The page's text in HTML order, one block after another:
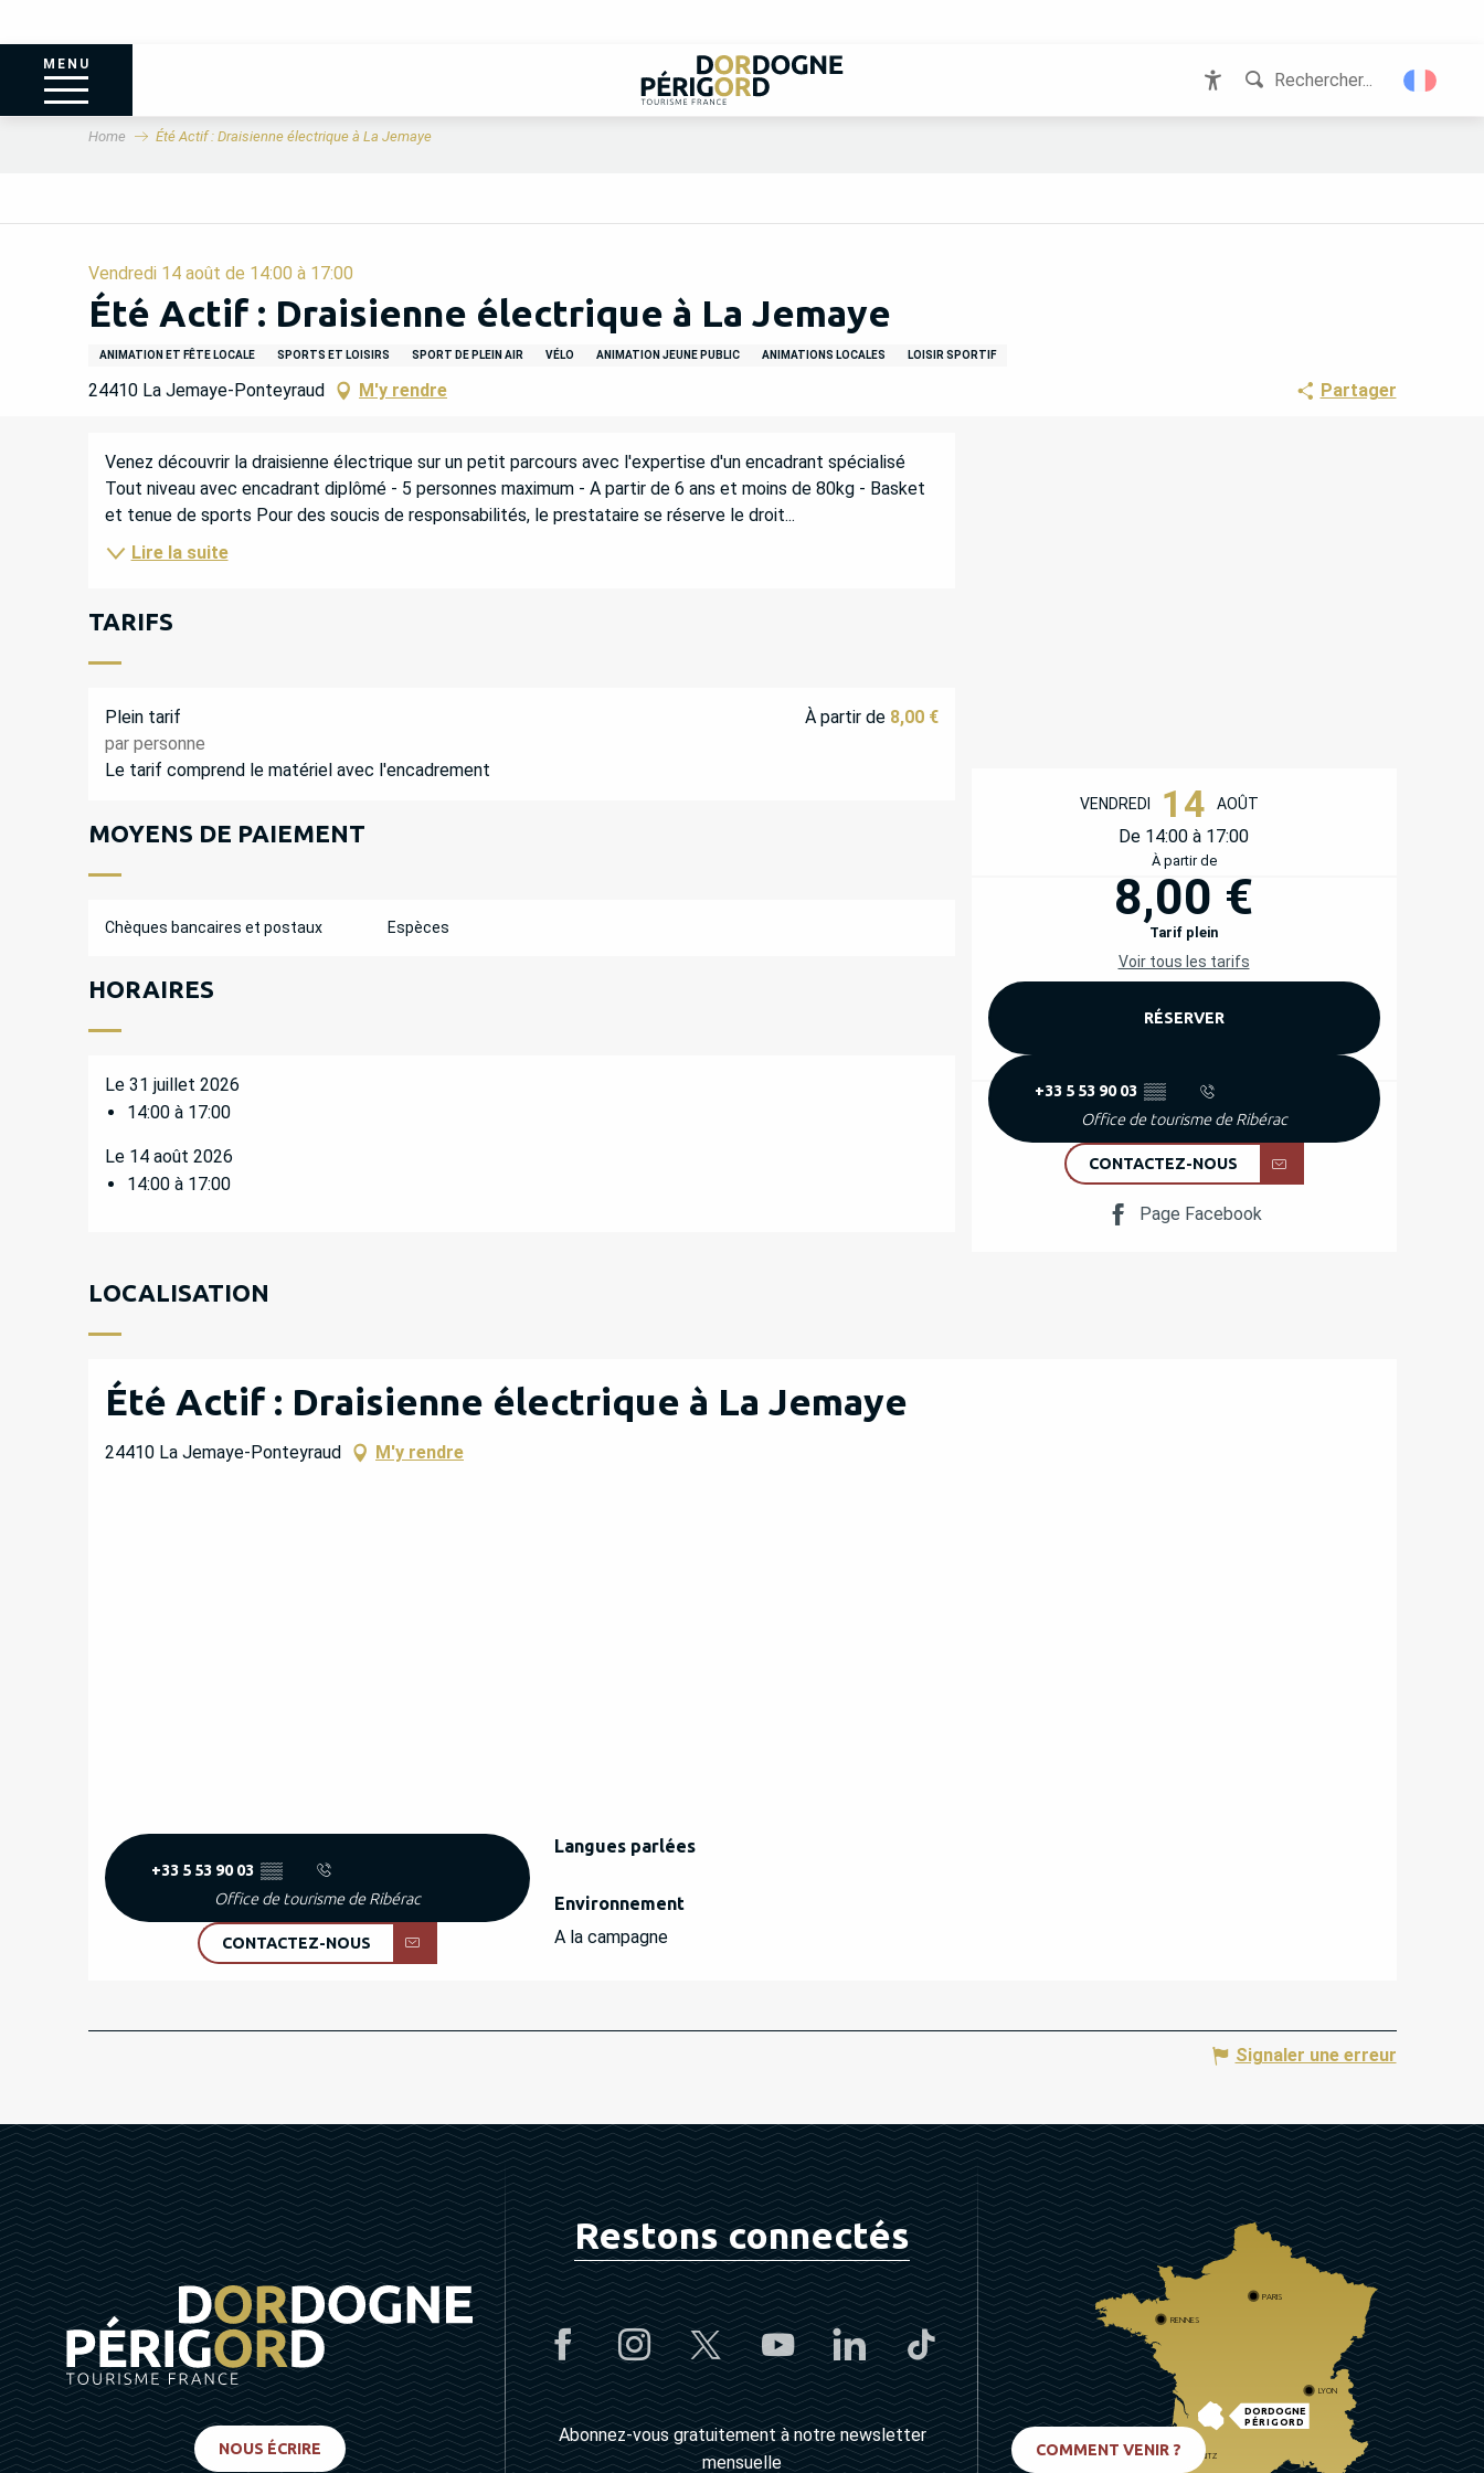
MENU
Rechercher...
Home Été Actif : Draisienne électrique à La Jemaye
Vendredi 14 août de 14:00 à 17:00
Été Actif : Draisienne électrique à La Jemaye
ANIMATION ET FÊTE LOCALE SPORTS ET LOISIRS SPORT DE PLEIN AIR VÉLO ANIMATION JEUNE PUBLIC ANIMATIONS LOCALES LOISIR SPORTIF
24410 La Jemaye-Ponteyraud M'y rendre Partager
OUVERTURE ET
VENDREDI 14 AOÛT
De 14:00 à 17:00
À partir de
8,00 €
Tarif plein
Voir tous les tarifs
RÉSERVER
+33 5 53 90 03 ▒▒
Office de tourisme de Ribérac
CONTACTEZ-NOUS
Page Facebook
DESCRIPTION
Venez découvrir la draisienne électrique sur un petit parcours avec l'expertise d'un encadrant spécialisé
Tout niveau avec encadrant diplômé - 5 personnes maximum - A partir de 6 ans et moins de 80kg - Basket
et tenue de sports Pour des soucis de responsabilités, le prestataire se réserve le droit...
Lire la suite
TARIFS
Plein tarif
par personne
À partir de 8,00 €
Le tarif comprend le matériel avec l'encadrement
MOYENS DE PAIEMENT
Chèques bancaires et postaux Espèces
HORAIRES
Le 31 juillet 2026
14:00 à 17:00
Le 14 août 2026
14:00 à 17:00
LOCALISATION
Été Actif : Draisienne électrique à La Jemaye
24410 La Jemaye-Ponteyraud M'y rendre
+33 5 53 90 03 ▒▒
Office de tourisme de Ribérac
CONTACTEZ-NOUS
Langues parlées
Langues parlées
Environnement
Environnement
A la campagne
Signaler une erreur
NOUS ÉCRIRE
Restons connectés
Abonnez-vous gratuitement à notre newsletter
mensuelle
DORDOGNE
PÉRIGORD
PARIS
RENNES
LYON
BIARRITZ
COMMENT VENIR ?